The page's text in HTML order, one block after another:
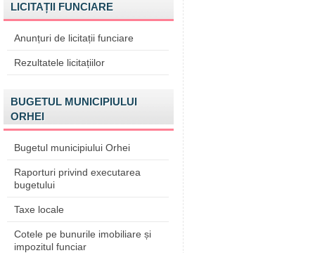
LICITAȚII FUNCIARE
Anunțuri de licitații funciare
Rezultatele licitațiilor
BUGETUL MUNICIPIULUI
ORHEI
Bugetul municipiului Orhei
Raporturi privind executarea
bugetului
Taxe locale
Cotele pe bunurile imobiliare și
impozitul funciar